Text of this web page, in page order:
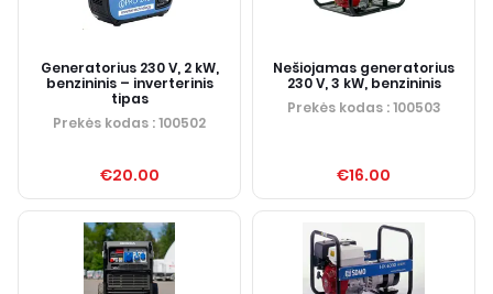
Generatorius 230 V, 2 kW,
benzininis – inverterinis
tipas
Prekės kodas : 100502
€20.00
Nešiojamas generatorius
230 V, 3 kW, benzininis
Prekės kodas: 100503
€16.00